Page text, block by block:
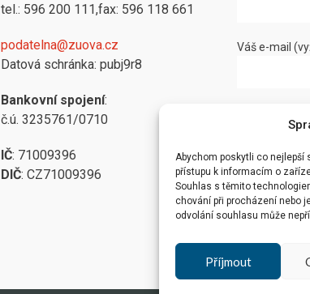
Abychom poskytli co nejlepší
přístupu k informacím o
Souhlas s těmito
chování při procházení nebo
odvolání souhlasu může
Příjmout
tel.: 596 200 111,fax: 596 118 661
podatelna@zuova.cz
Datová schránka: pubj9r8
Bankovní spojení:
č.ú. 3235761/0710
IČ: 71009396
DIČ: CZ71009396
Váš e-mail